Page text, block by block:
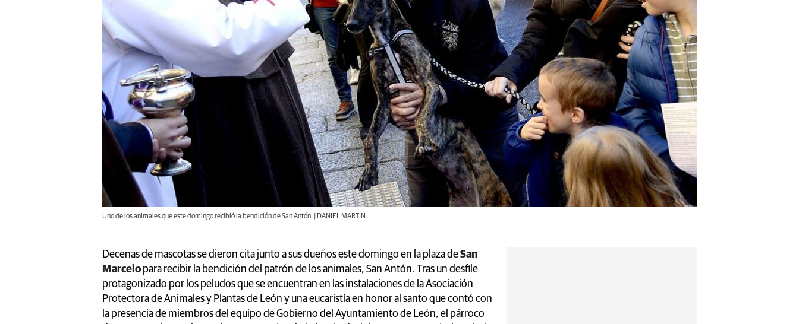
Uno de los animales que este domingo recibió la bendición de San Antón. | DANIEL MARTÍN
Decenas de mascotas se dieron cita junto a sus dueños este domingo en la plaza deSan
Marcelo para recibir la bendición del patrón de los animales, San Antón. Tras un desfile
protagonizado por los peludos que se encuentran en las instalaciones de la Asociación
Protectora de Animales y Plantas de León y una eucaristía en honor al santo que contó con
la presencia de miembros del equipo de Gobierno del Ayuntamiento de León, el párroco